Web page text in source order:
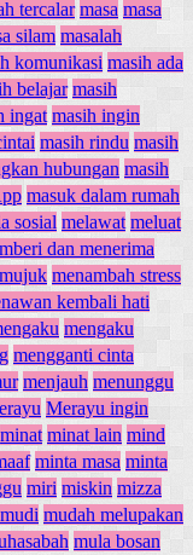
tercalar masa masa
silam masalah
komunikasi masih ada
belajar masih
ingat masih ingin
masih rindu masih
hubungan masih
masuk dalam rumah
sosial melawat meluat
dan menerima
menambah stress
kembali hati
mengaku
mengganti cinta
menjauh menunggu
Merayu ingin
minat minat lain mind
minta masa minta
miri miskin mizza
mudah melupakan
mula bosan